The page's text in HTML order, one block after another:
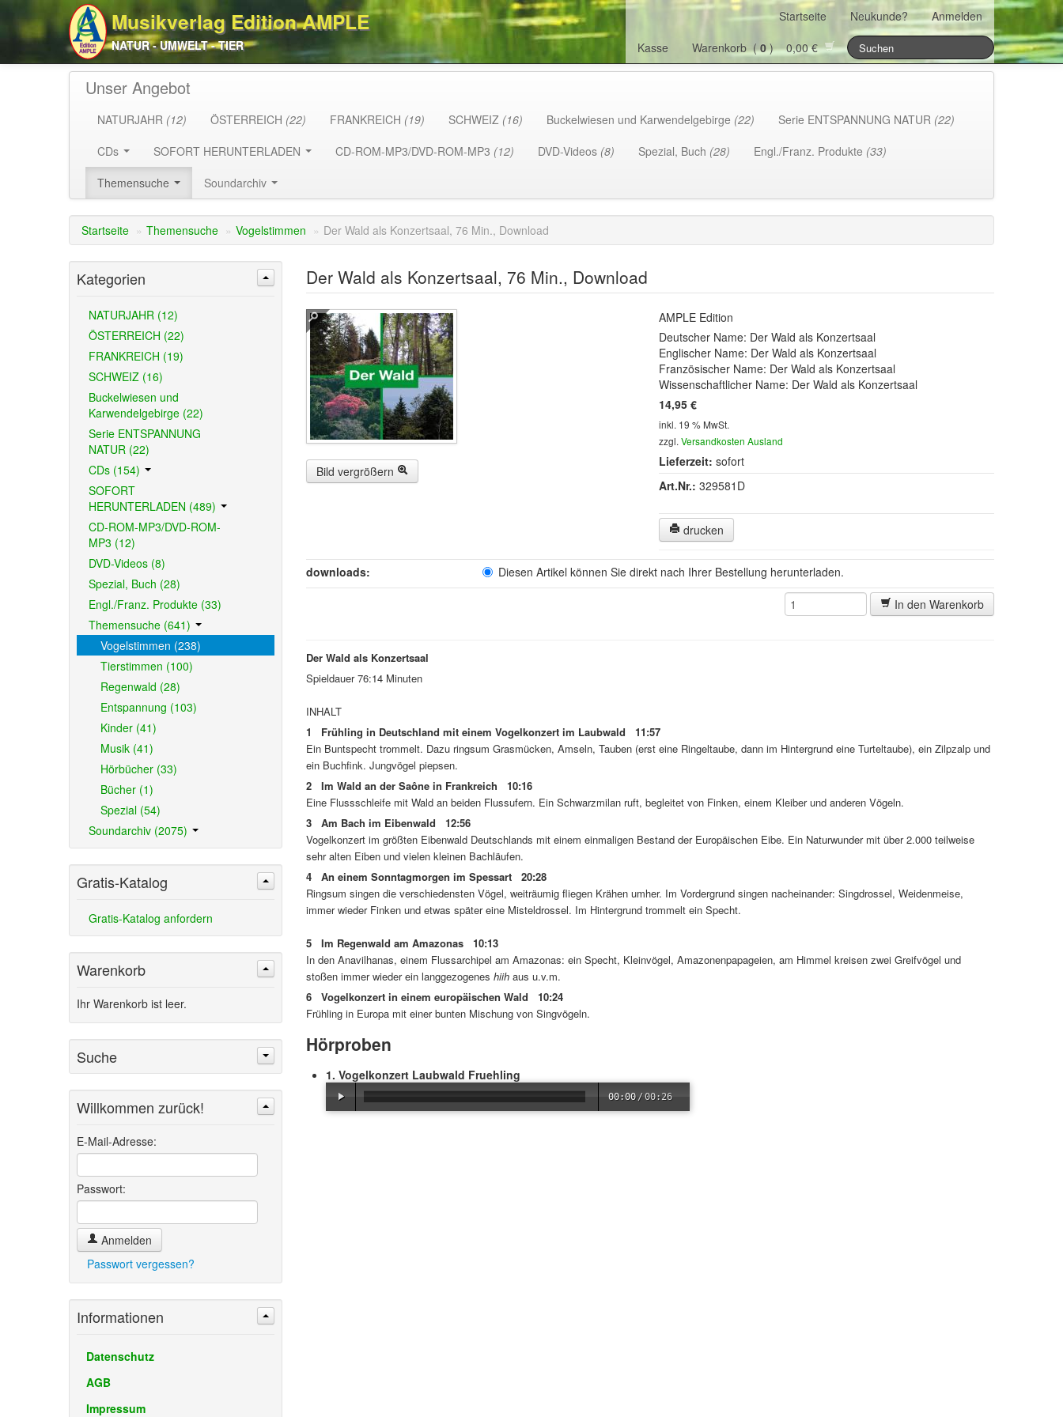
Musikverlag Edition AMPLE
NATUR - UMWELT - TIER
Startseite Neukunde?
Anmelden
Kasse
Warenkorb (0) 0,00 €
Unser Angebot
NATURJAHR (12) ÖSTERREICH (22) FRANKREICH (19) SCHWEIZ (16) Buckelwiesen und Karwendelgebirge (22) Serie ENTSPANNUNG NATUR (22)
CDs
SOFORT HERUNTERLADEN CD-ROM-MP3/DVD-ROM-MP3 (12) DVD-Videos (8) Spezial, Buch (28) Engl./Franz. Produkte (33)
Themensuche
Soundarchiv
Startseite » Themensuche » Vogelstimmen » Der Wald als Konzertsaal, 76 Min., Download
Der Wald als Konzertsaal, 76 Min., Download
Bild vergrößern
AMPLE Edition
Deutscher Name: Der Wald als Konzertsaal
Englischer Name: Der Wald als Konzertsaal
Französischer Name: Der Wald als Konzertsaal
Wissenschaftlicher Name: Der Wald als Konzertsaal
14,95 €
inkl. 19 % MwSt.
zzgl.Versandkosten Ausland
Lieferzeit: sofort
Art.Nr.: 329581D
drucken
downloads: Diesen Artikel können Sie direkt nach Ihrer Bestellung herunterladen.
In den Warenkorb
Der Wald als Konzertsaal
Spieldauer 76:14 Minuten
INHALT
1 Frühling in Deutschland mit einem Vogelkonzert im Laubwald 11:57
Ein Buntspecht trommelt. Dazu ringsum Grasmücken, Amseln, Tauben (erst eine Ringeltaube, dann im Hintergrund eine Turteltaube), ein Zilpzalp und
ein Buchfink. Jungvögel piepsen.
2 Im Wald an der Saône in Frankreich 10:16
Eine Flussschleife mit Wald an beiden Flussufern. Ein Schwarzmilan ruft, begleitet von Finken, einem Kleiber und anderen Vögeln.
3 Am Bach im Eibenwald 12:56
Vogelkonzert im größten Eibenwald Deutschlands mit einem einmaligen Bestand der Europäischen Eibe. Ein Naturwunder mit über 2.000 teilweise
sehr alten Eiben und vielen kleinen Bachläufen.
4 An einem Sonntagmorgen im Spessart 20:28
Ringsum singen die verschiedensten Vögel, weiträumig fliegen Krähen umher. Im Vordergrund singen nacheinander: Singdrossel, Weidenmeise,
immer wieder Finken und etwas später eine Misteldrossel. Im Hintergrund trommelt ein Specht.
5 Im Regenwald am Amazonas 10:13
In den Anavilhanas, einem Flussarchipel am Amazonas: ein Specht, Kleinvögel, Amazonenpapageien, am Himmel kreisen zwei Greifvögel und
stoßen immer wieder ein langgezogenes hiihaus u.v.m.
6 Vogelkonzert in einem europäischen Wald 10:24
Frühling in Europa mit einer bunten Mischung von Singvögeln.
Hörproben
1. Vogelkonzert Laubwald Fruehling
00:00 /00:26
Kategorien
NATURJAHR (12)
ÖSTERREICH (22)
FRANKREICH (19)
SCHWEIZ (16)
Buckelwiesen und
Karwendelgebirge (22)
Serie ENTSPANNUNG
NATUR (22)
CDs (154)
SOFORT
HERUNTERLADEN (489)
CD-ROM-MP3/DVD-ROM-
MP3 (12)
DVD-Videos (8)
Spezial, Buch (28)
Engl./Franz. Produkte (33)
Themensuche (641)
Vogelstimmen (238)
Tierstimmen (100)
Regenwald (28)
Entspannung (103)
Kinder (41)
Musik (41)
Hörbücher (33)
Bücher (1)
Spezial (54)
Soundarchiv (2075)
Gratis-Katalog
Gratis-Katalog anfordern
Warenkorb
Ihr Warenkorb ist leer.
Suche
Willkommen zurück!
E-Mail-Adresse:
Passwort:
Anmelden
Passwort vergessen?
Informationen
Datenschutz
AGB
Impressum